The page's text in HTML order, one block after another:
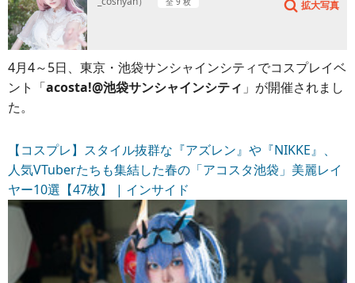
拡大写真
4月4～5日、東京・池袋サンシャインシティでコスプレイベ
ント「acosta!@池袋サンシャインシティ 」が開催されまし
た。
【コスプレ】スタイル抜群な『アズレン』や『NIKKE』、
人気VTuberたちも集結した春の「アコスタ池袋」美麗レイ
ヤー10選【47枚】 | インサイド